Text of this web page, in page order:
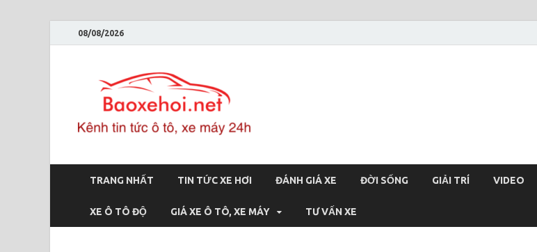
08/08/2026
TRANG NHẤT TIN TỨC XE HƠI ĐÁNH GIÁ XE ĐỜI SỐNG GIẢI TRÍ VIDEO
XE Ô TÔ ĐỘ GIÁ XE Ô TÔ, XE MÁY TƯ VẤN XE